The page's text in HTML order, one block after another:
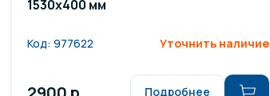
1530х400 мм
Код: 977622 Уточнить наличие
Подробнее